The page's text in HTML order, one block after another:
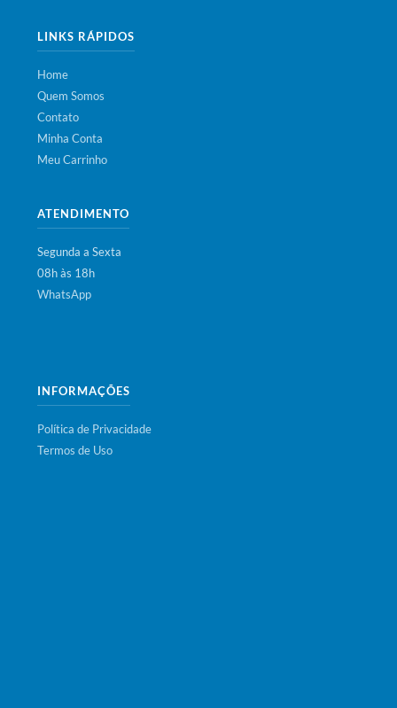
LINKS RÁPIDOS
Home
Quem Somos
Contato
Minha Conta
Meu Carrinho
ATENDIMENTO
Segunda a Sexta
08h às 18h
WhatsApp
INFORMAÇÕES
Política de Privacidade
Termos de Uso